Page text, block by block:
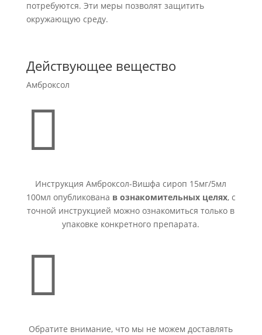
потребуются. Эти меры позволят защитить
окружающую среду.
Действующее вещество
Амброксол

Инструкция Амброксол-Вишфа сироп 15мг/5мл
100мл опубликована в ознакомительных целях, с
точной инструкцией можно ознакомиться только в
упаковке конкретного препарата.

Обратите внимание, что мы не можем доставлять